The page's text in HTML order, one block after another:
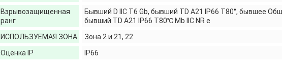
Взрывозащищенная
ранг
Бывший D IIC T6 Gb, бывший TD A21 IP66 T80°, бывшее
бывший TD A21 IP66 T80℃ Mb IIC NR e
ИСПОЛЬЗУЕМАЯ ЗОНА
Зона 2 и 21, 22
Оценка IP
IP66